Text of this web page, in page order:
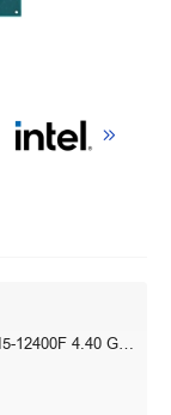
Intel Core I5-12400F 4.40 GHz